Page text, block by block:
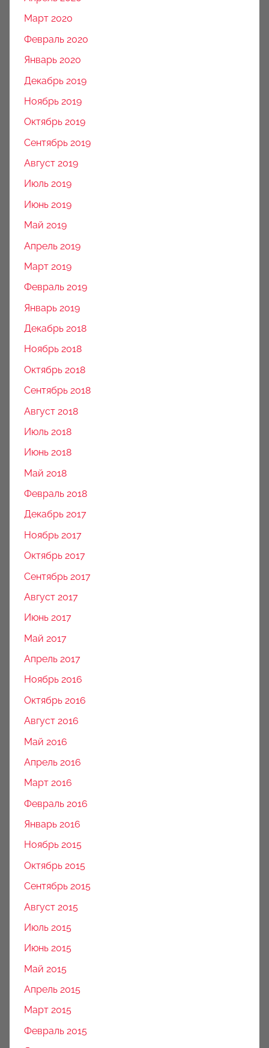
Март 2020
Февраль 2020
Январь 2020
Декабрь 2019
Ноябрь 2019
Октябрь 2019
Сентябрь 2019
Август 2019
Июль 2019
Июнь 2019
Май 2019
Апрель 2019
Март 2019
Февраль 2019
Январь 2019
Декабрь 2018
Ноябрь 2018
Октябрь 2018
Сентябрь 2018
Август 2018
Июль 2018
Июнь 2018
Май 2018
Февраль 2018
Декабрь 2017
Ноябрь 2017
Октябрь 2017
Сентябрь 2017
Август 2017
Июнь 2017
Май 2017
Апрель 2017
Ноябрь 2016
Октябрь 2016
Август 2016
Май 2016
Апрель 2016
Март 2016
Февраль 2016
Январь 2016
Ноябрь 2015
Октябрь 2015
Сентябрь 2015
Август 2015
Июль 2015
Июнь 2015
Май 2015
Апрель 2015
Март 2015
Февраль 2015